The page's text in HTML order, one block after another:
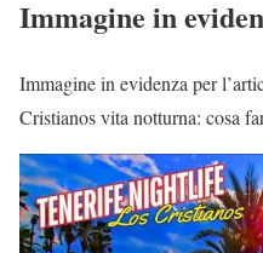
Immagine in
Immagine in evidenza per
Cristianos vita notturna: cosa